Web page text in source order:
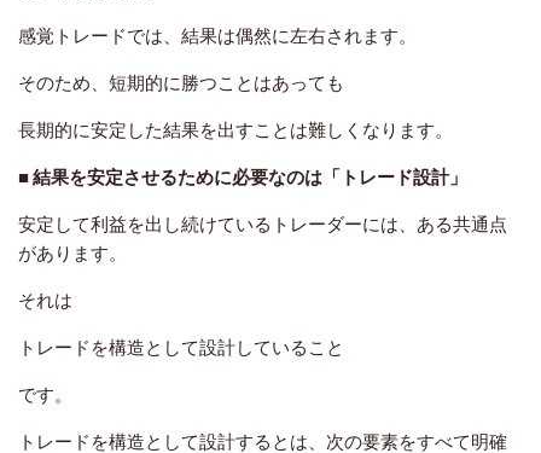
感覚トレードでは、結果は偶然に左右されます。
そのため、短期的に勝つことはあっても
長期的に安定した結果を出すことは難しくなります。
■ 結果を安定させるために必要なのは「トレード設計」
安定して利益を出し続けているトレーダーには、ある共通点
があります。
それは
トレードを構造として設計していること
です。
トレードを構造として設計するとは、次の要素をすべて明確